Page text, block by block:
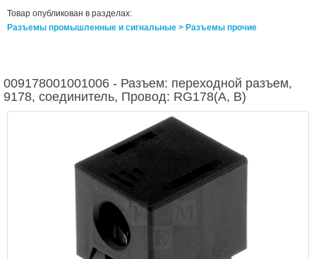
Товар опубликован в разделах:
Разъемы промышленные и сигнальные > Разъeмы прочие
009178001001006 - Разъем: переходной разъем,
9178, соединитель, Провод: RG178(A, B)